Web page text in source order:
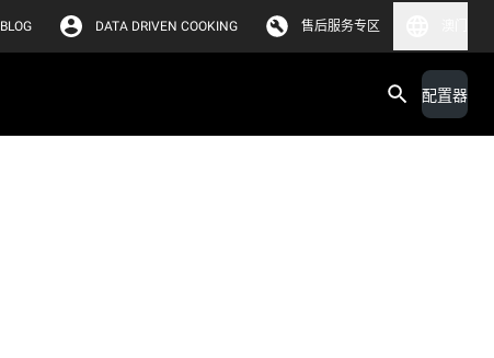
BLOG DATA DRIVEN COOKING 售后服务专区
配置器